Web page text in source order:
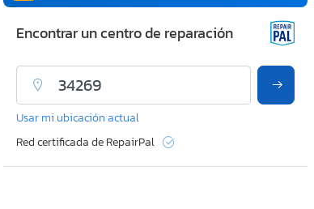
Encontrar un centro de reparación
Usar mi ubicación actual
Red certificada de RepairPal